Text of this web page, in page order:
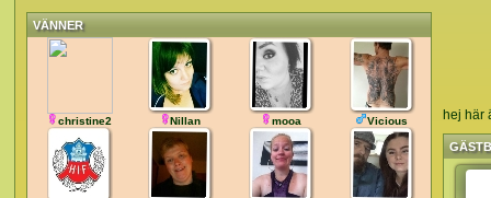
VÄNNER
christine2 Nillan mooa Vicious hej här